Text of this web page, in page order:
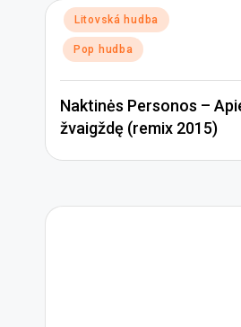
Posted
in
Litovská hudba
Pop hudba
Naktinės Personos –
žvaigždę (remix 2015)